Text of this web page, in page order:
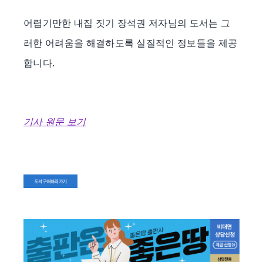
어렵기만한 내집 짓기 장석권 저자님의 도서는 그
러한 어려움을 해결하도록 실질적인 정보들을 제공
합니다.
기사 원문 보기